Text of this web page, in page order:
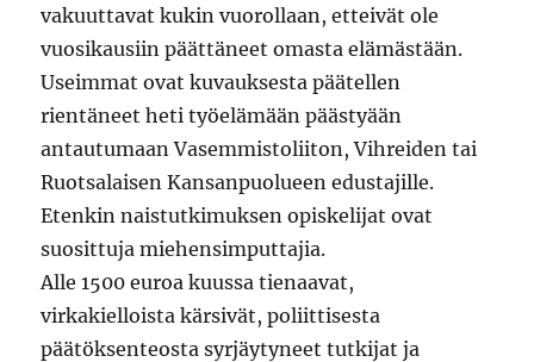
vakuuttavat kukin vuorollaan, etteivät ole
vuosikausiin päättäneet omasta elämästään.
Useimmat ovat kuvauksesta päätellen
rientäneet heti työelämään päästyään
antautumaan Vasemmistoliiton, Vihreiden tai
Ruotsalaisen Kansanpuolueen edustajille.
Etenkin naistutkimuksen opiskelijat ovat
suosittuja miehensimputtajia.
Alle 1500 euroa kuussa tienaavat,
virkakielloista kärsivät, poliittisesta
päätöksenteosta syrjäytyneet tutkijat ja